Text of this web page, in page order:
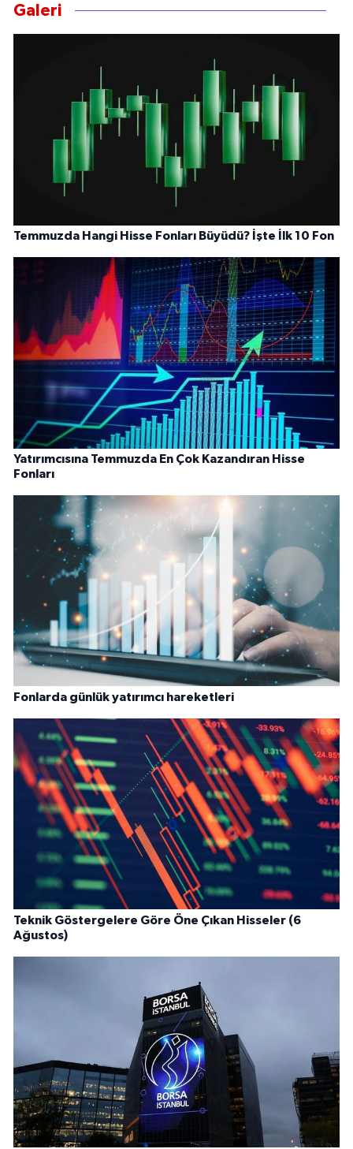
Galeri
Temmuzda Hangi Hisse Fonları Büyüdü? İşte İlk 10 Fon
Yatırımcısına Temmuzda En Çok Kazandıran Hisse
Fonları
Fonlarda günlük yatırımcı hareketleri
Teknik Göstergelere Göre Öne Çıkan Hisseler (6
Ağustos)